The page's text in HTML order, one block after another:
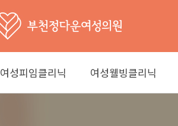
여성피임클리닉 여성웰빙클리닉